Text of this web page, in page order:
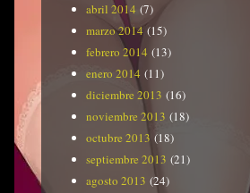
abril 2014 (7)
marzo 2014 (15)
febrero 2014 (13)
enero 2014 (11)
diciembre 2013 (16)
noviembre 2013 (18)
octubre 2013 (18)
septiembre 2013 (21)
agosto 2013 (24)